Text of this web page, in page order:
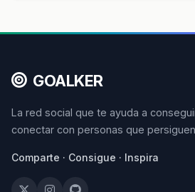
GOALKER
La red social que te ayuda a
conectar con personas que
Comparte · Consigue · Inspira